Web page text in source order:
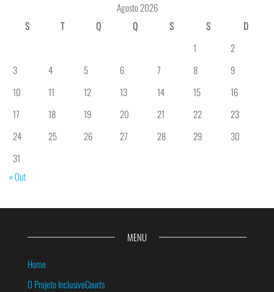
Agosto 2026
S
T Q Q S S
D
1
2
3
4 5 6 7 8
9
10
11 12 13 14 15
16
17
18 19 20 21 22
23
24
25 26 27 28 29
30
31
« Out
MENU
Home
O Projeto InclusiveCourts